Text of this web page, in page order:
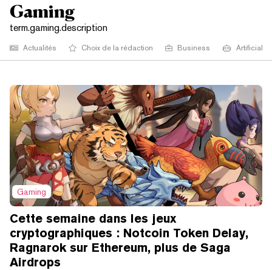
Gaming
term.gaming.description
Actualités Choix de la rédaction Business Artificial
Gaming
Cette semaine dans les jeux
cryptographiques : Notcoin Token Delay,
Ragnarok sur Ethereum, plus de Saga
Airdrops